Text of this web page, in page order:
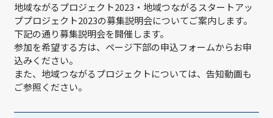
地域ながるプロジェクト2023・地域つながるスタートアッ
ププロジェクト2023の募集説明会についてご案内します。
下記の通り募集説明会を開催します。
参加を希望する方は、ページ下部の申込フォームからお申
込みください。
また、地域つながるプロジェクトについては、告知動画も
ご参照ください。